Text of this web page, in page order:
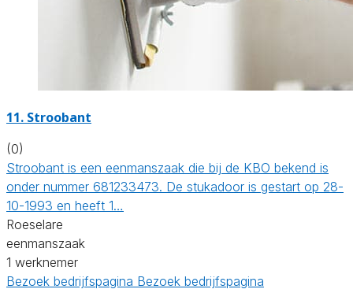
11. Stroobant
(0)
Stroobant is een eenmanszaak die bij de KBO bekend is
onder nummer 681233473. De stukadoor is gestart op 28-
10-1993 en heeft 1…
Roeselare
eenmanszaak
1 werknemer
Bezoek bedrijfspagina Bezoek bedrijfspagina